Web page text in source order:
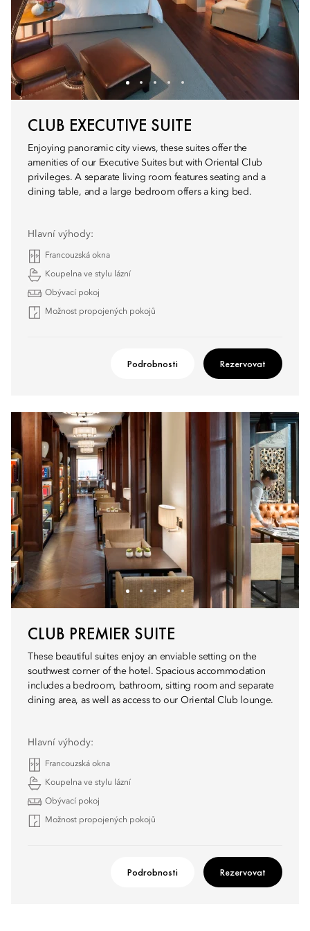
CLUB EXECUTIVE SUITE
Enjoying panoramic city views, these suites offer the
amenities of our Executive Suites but with Oriental Club
privileges. A separate living room features seating and a
dining table, and a large bedroom offers a king bed.
Hlavní výhody:
Francouzská okna
Koupelna ve stylu lázní
Obývací pokoj
Možnost propojených pokojů
Podrobnosti Rezervovat
CLUB PREMIER SUITE
These beautiful suites enjoy an enviable setting on the
southwest corner of the hotel. Spacious accommodation
includes a bedroom, bathroom, sitting room and separate
dining area, as well as access to our Oriental Club lounge.
Hlavní výhody:
Francouzská okna
Koupelna ve stylu lázní
Obývací pokoj
Možnost propojených pokojů
Podrobnosti Rezervovat